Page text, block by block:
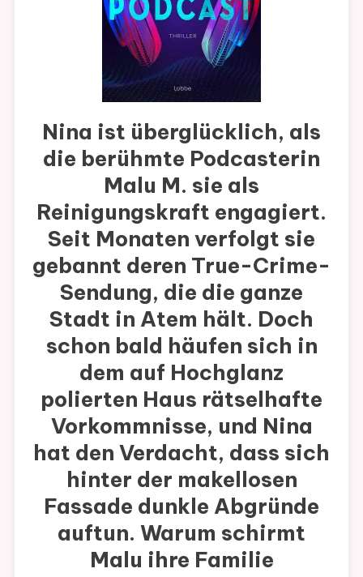
Nina ist überglücklich, als
die berühmte Podcasterin
Malu M. sie als
Reinigungskraft engagiert.
Seit Monaten verfolgt sie
gebannt deren True-Crime-
Sendung, die die ganze
Stadt in Atem hält. Doch
schon bald häufen sich in
dem auf Hochglanz
polierten Haus rätselhafte
Vorkommnisse, und Nina
hat den Verdacht, dass sich
hinter der makellosen
Fassade dunkle Abgründe
auftun. Warum schirmt
Malu ihre Familie